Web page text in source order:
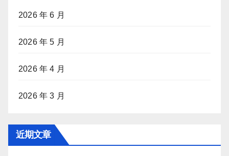
2026 年 6 月
2026 年 5 月
2026 年 4 月
2026 年 3 月
近期文章